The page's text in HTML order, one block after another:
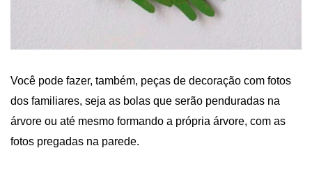
Você pode fazer, também, peças de decoração com fotos
dos familiares, seja as bolas que serão penduradas na
árvore ou até mesmo formando a própria árvore, com as
fotos pregadas na parede.